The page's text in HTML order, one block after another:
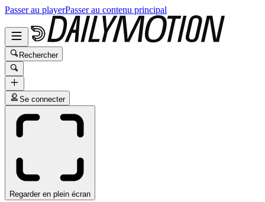
Passer au playerPasser au contenu principal
Rechercher
Se connecter
Regarder en plein écran